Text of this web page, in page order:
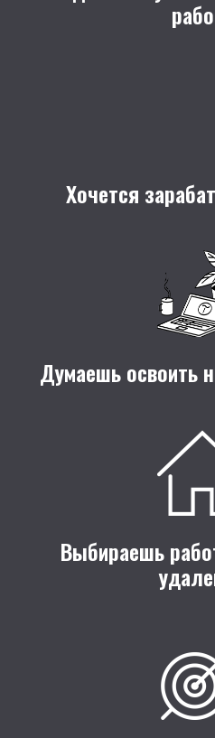
Хочется
Думаешь освоить
Выбираешь